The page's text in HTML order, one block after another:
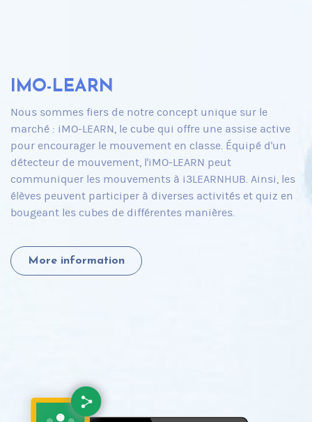
IMO-LEARN
Nous sommes fiers de notre concept unique sur le
marché : iMO-LEARN, le cube qui offre une assise active
pour encourager le mouvement en classe. Équipé d'un
détecteur de mouvement, l'iMO-LEARN peut
communiquer les mouvements à i3LEARNHUB. Ainsi, les
élèves peuvent participer à diverses activités et quiz en
bougeant les cubes de différentes manières.
More information